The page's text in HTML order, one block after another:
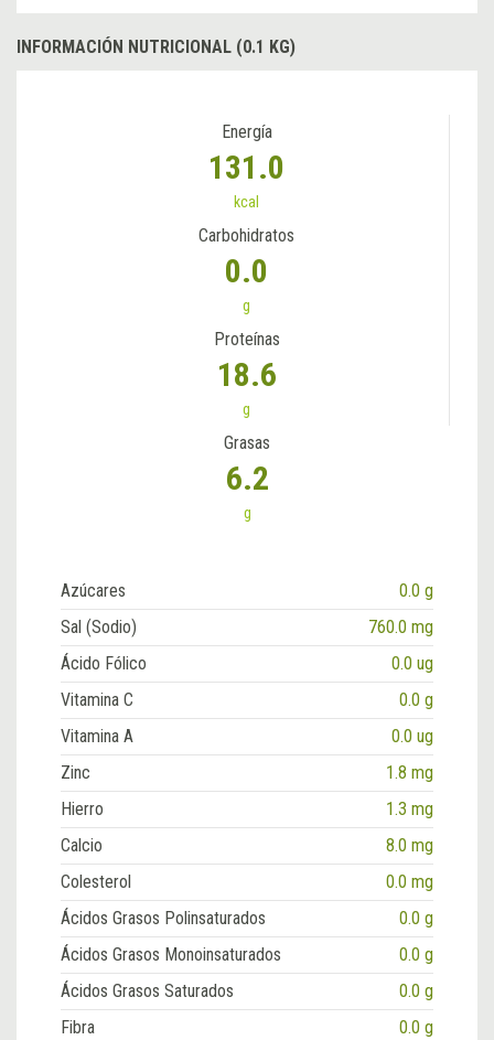
INFORMACIÓN NUTRICIONAL (0.1 KG)
Energía
131.0
kcal
Carbohidratos
0.0
g
Proteínas
18.6
g
Grasas
6.2
g
Azúcares
0.0 g
Sal (Sodio)
760.0 mg
Ácido Fólico
0.0 ug
Vitamina C
0.0 g
Vitamina A
0.0 ug
Zinc
1.8 mg
Hierro
1.3 mg
Calcio
8.0 mg
Colesterol
0.0 mg
Ácidos Grasos Polinsaturados
0.0 g
Ácidos Grasos Monoinsaturados
0.0 g
Ácidos Grasos Saturados
0.0 g
Fibra
0.0 g